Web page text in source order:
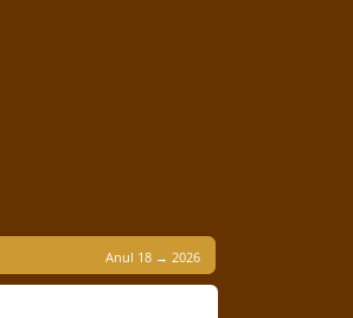
Anul 18 → 2026